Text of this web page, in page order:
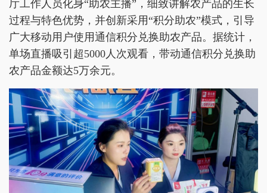
厅工作人员化身“助农主播”，细致讲解农产品的生长
过程与特色优势，并创新采用“积分助农”模式，引导
广大移动用户使用通信积分兑换助农产品。据统计，
单场直播吸引超5000人次观看，带动通信积分兑换助
农产品金额达5万余元。